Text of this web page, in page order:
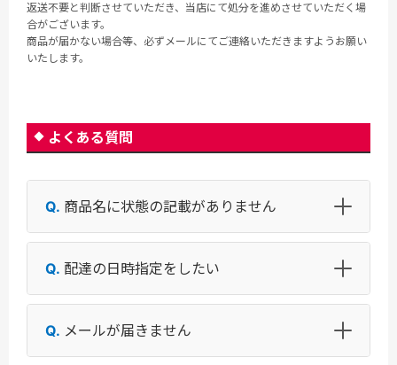
返送不要と判断させていただき、当店にて処分を進めさせていただく場
合がございます。
商品が届かない場合等、必ずメールにてご連絡いただきますようお願い
いたします。
よくある質問
商品名に状態の記載がありません
配達の日時指定をしたい
メールが届きません